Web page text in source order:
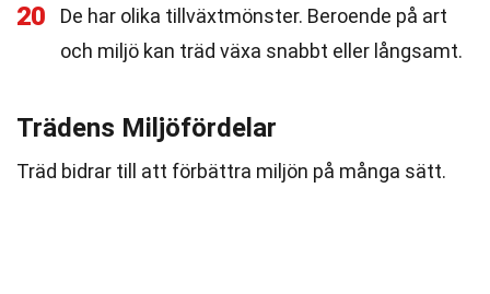
20
De har olika tillväxtmönster. Beroende på art
och miljö kan träd växa snabbt eller långsamt.
Trädens Miljöfördelar
Träd bidrar till att förbättra miljön på många sätt.